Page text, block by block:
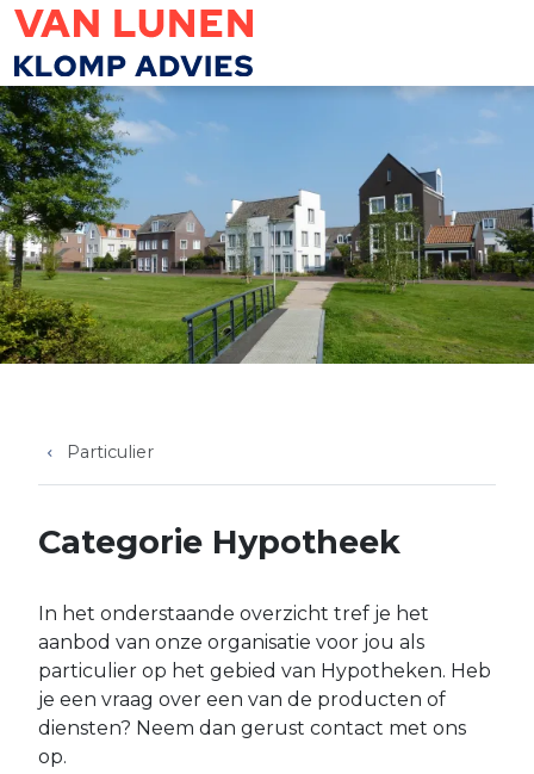
Overslaan en naar de inhoud gaan
Particulier
Categorie Hypotheek
In het onderstaande overzicht tref je het
aanbod van onze organisatie voor jou als
particulier op het gebied van Hypotheken. Heb
je een vraag over een van de producten of
diensten? Neem dan gerust contact met ons
op.